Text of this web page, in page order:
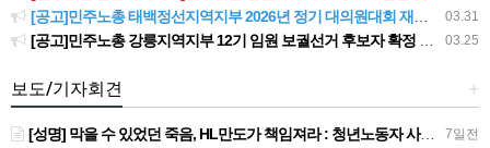
03.31
[공고]민주노총 태백정선지역지부 2026년 정기 대의원대회 재소집 건
03.25
[공고]민주노총 강릉지역지부 12기 임원 보궐선거 후보자 확정 공고
+
보도/기자회견
7일전
[성명] 막을 수 있었던 죽음, HL만도가 책임져라 : 청년노동자 사망사고의 철저한 진상규명과 재발방지 대책 마련하라